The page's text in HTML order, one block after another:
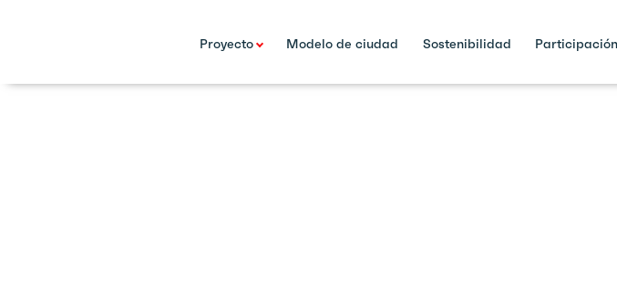
Proyecto Modelo de ciudad Sostenibilidad Participación